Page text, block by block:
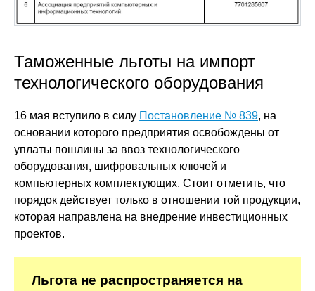
Таможенные льготы на импорт
технологического оборудования
16 мая вступило в силу Постановление № 839, на
основании которого предприятия освобождены от
уплаты пошлины за ввоз технологического
оборудования, шифровальных ключей и
компьютерных комплектующих. Стоит отметить, что
порядок действует только в отношении той продукции,
которая направлена на внедрение инвестиционных
проектов.
Льгота не распространяется на